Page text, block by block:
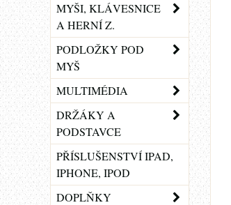
MYŠI, KLÁVESNICE
A HERNÍ Z.
PODLOŽKY POD
MYŠ
MULTIMÉDIA
DRŽÁKY A
PODSTAVCE
PŘÍSLUŠENSTVÍ IPAD,
IPHONE, IPOD
DOPLŇKY